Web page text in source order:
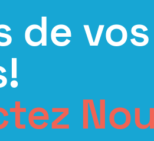
de vos